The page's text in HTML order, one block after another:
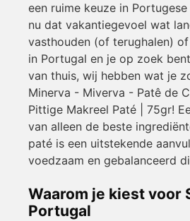
een ruime keuze in
nu dat vakantiegevoel wat
vasthouden (of terughalen)
in Portugal en je op zoek
van thuis, wij hebben wat je
Minerva - Miverva - Patê de
Pittige Makreel Paté | 75gr!
van alleen de beste
paté is een uitstekende
voedzaam en gebalanceerd
Waarom je kiest voor
Portugal